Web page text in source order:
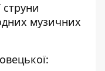
струни
музичних